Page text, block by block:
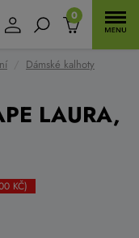
0
Dámské kalhoty
LAURA,
KČ)